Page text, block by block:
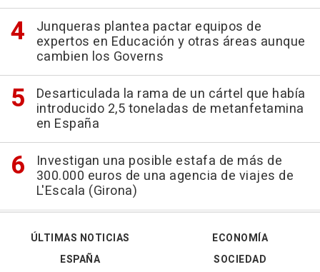
Junqueras plantea pactar equipos de
expertos en Educación y otras áreas aunque
cambien los Governs
Desarticulada la rama de un cártel que había
introducido 2,5 toneladas de metanfetamina
en España
Investigan una posible estafa de más de
300.000 euros de una agencia de viajes de
L'Escala (Girona)
ÚLTIMAS NOTICIAS
ESPAÑA
ECONOMÍA
SOCIEDAD